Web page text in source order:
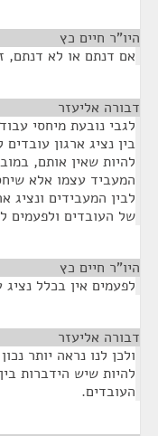
היו"ר חיים כץ
אם דנתם או לא דנתם,
דבורה אליעזר
לגבי נובעת מיחסי
בין נציג ארגון
להיות שאין אותם,
המעביד עצמו אלא
לבין המעבידים ונציג
של העובדים ולפעמים
היו"ר חיים כץ
לפעמים אין בכלל נציג
דבורה אליעזר
ולכן לנו נראה יותר
להיות שיש הידברות
העובדים.